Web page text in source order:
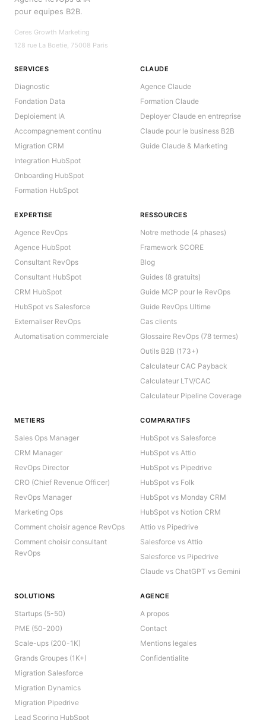
pour equipes B2B.
Ceres Growth Marketing
128 rue La Boetie, 75008 Paris
SERVICES
Diagnostic
Fondation Data
Deploiement IA
Accompagnement continu
Migration CRM
Integration HubSpot
Onboarding HubSpot
Formation HubSpot
CLAUDE
Agence Claude
Formation Claude
Deployer Claude en entreprise
Claude pour le business B2B
Guide Claude & Marketing
EXPERTISE
Agence RevOps
Agence HubSpot
Consultant RevOps
Consultant HubSpot
CRM HubSpot
HubSpot vs Salesforce
Externaliser RevOps
Automatisation commerciale
RESSOURCES
Notre methode (4 phases)
Framework SCORE
Blog
Guides (8 gratuits)
Guide MCP pour le RevOps
Guide RevOps Ultime
Cas clients
Glossaire RevOps (78 termes)
Outils B2B (173+)
Calculateur CAC Payback
Calculateur LTV/CAC
Calculateur Pipeline Coverage
METIERS
Sales Ops Manager
CRM Manager
RevOps Director
CRO (Chief Revenue Officer)
RevOps Manager
Marketing Ops
Comment choisir agence RevOps
Comment choisir consultant
RevOps
COMPARATIFS
HubSpot vs Salesforce
HubSpot vs Attio
HubSpot vs Pipedrive
HubSpot vs Folk
HubSpot vs Monday CRM
HubSpot vs Notion CRM
Attio vs Pipedrive
Salesforce vs Attio
Salesforce vs Pipedrive
Claude vs ChatGPT vs Gemini
SOLUTIONS
Startups (5-50)
PME (50-200)
Scale-ups (200-1K)
Grands Groupes (1K+)
Migration Salesforce
Migration Dynamics
Migration Pipedrive
Lead Scoring HubSpot
AGENCE
A propos
Contact
Mentions legales
Confidentialite